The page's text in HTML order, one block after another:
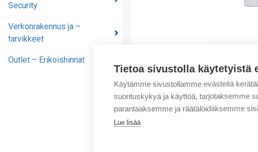
Tietoa sivustolla käytetyistä
Käytämme sivustollamme evästeitä
suorituskykyä ja käyttöä, tarjotaksemme
parantaaksemme ja räätälöidäksemme
Lue lisää
Security
Verkonrakennus ja –
tarvikkeet
Outlet – Erikoishinnat
Outlet – Erikoishinnat